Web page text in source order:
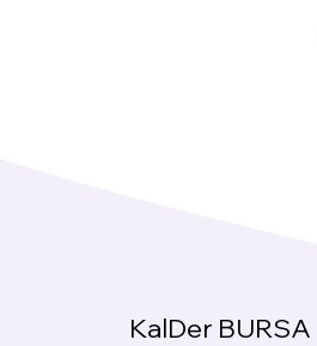
KalDer BURSA